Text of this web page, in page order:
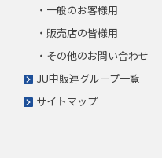
・一般のお客様用
・販売店の皆様用
・その他のお問い合わせ
JU中販連グループ一覧
サイトマップ